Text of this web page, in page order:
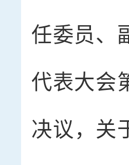
任委员、
代表大会
决议，关